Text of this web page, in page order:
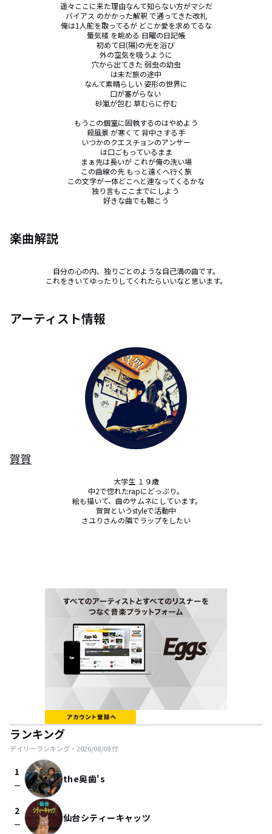
遥々ここに来た理由なんて知らない方がマシだ
バイアス のかかった解釈 で通ってきた改札
俺は1人舵を取ってるが どこか愛を求めてるな
蜃気楼 を眺める 日曜の日記帳
初めて日(陽)の光を浴び
外の空気を吸うように
穴から出てきた 弱虫の幼虫
は未だ旅の途中
なんて素晴らしい 姿形の世界に
口が塞がらない
砂嵐が包む 草むらに佇む
もうこの個室に固執するのはやめよう
殺風景 が寒くて 背中さする手
いつかのクエスチョンのアンサー
は口ごもっているまま
まぁ先は長いが これが俺の洗い場
この曲線の先 もっと遠くへ行く旅
この文字が一体どこへと連なってくるかな
独り言もここまでにしよう
好きな曲でも聴こう
楽曲解説
自分の心の内、独りごとのような自己満の曲です。
これをきいてゆったりしてくれたらいいなと思います。
アーティスト情報
賀賀
大学生 １９歳
中2で惚れたrapにどっぷり。
賀賀というstyleで活動中
さユりさんの隣でラップをしたい
ランキング
デイリーランキング・ 2026/08/09付
1
check_indeterminate_small the奥歯's
2
check_indeterminate_small 仙台シティーキャッツ